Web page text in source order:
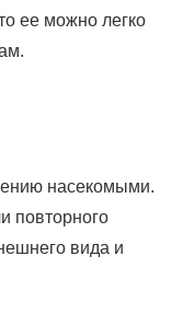
ее можно легко
насекомыми.
повторного
вида и